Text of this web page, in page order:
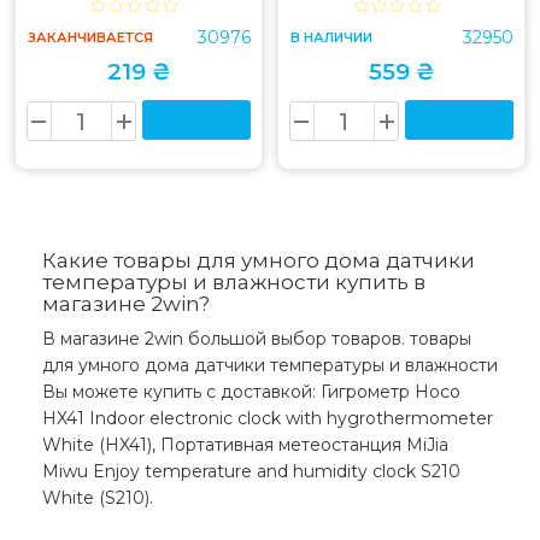
при достижении определенной температуры в
помещении или запуска увлажнителя при падении
уровня влажности до критически низкой отметки.
Параметры задаются в приложении Mi Home.
или влажность выйдут за комфортные для ребенка
пределы. В этот режиме также можно задать
параметры связи с другими устройствами и условия
их включения и выключения.
Xiaomi Mi Temperature and Humidity Monitor 2
работает на батарейке, мощности которой хватит
на целый год непрерывной работы. Это очень
экономично, экологично и удобно.
можно использовать в любом помещении
ЗАКАНЧИВАЕТСЯ 30976
219 ₴
В НАЛИЧИИ 32950
559 ₴
Какие товары для умного дома датчики
температуры и влажности купить в
магазине 2win?
В магазине 2win большой выбор товаров. товары
для умного дома датчики температуры и влажности
Вы можете купить с доставкой: Гигрометр Hoco
HX41 Indoor electronic clock with hygrothermometer
White (HX41), Портативная метеостанция MiJia
Miwu Enjoy temperature and humidity clock S210
White (S210).